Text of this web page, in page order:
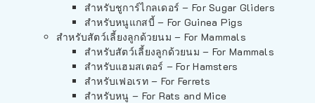
สำหรับชูการ์ไกลเดอร์ – For Sugar Gliders
สำหรับหนูแกสบี้ – For Guinea Pigs
สำหรับสัตว์เลี้ยงลูกด้วยนม – For Mammals
สำหรับสัตว์เลี้ยงลูกด้วยนม – For Mammals
สำหรับแฮมสเตอร์ – For Hamsters
สำหรับเฟอเรท – For Ferrets
สำหรับหนู – For Rats and Mice